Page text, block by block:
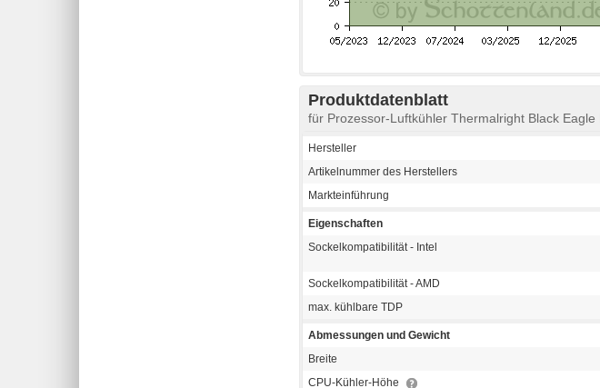
Produktdatenblatt
für Prozessor-Luftkühler Thermalright Black
Hersteller
Artikelnummer des Herstellers
Markteinführung
Eigenschaften
Sockelkompatibilität - Intel
Sockelkompatibilität - AMD
max. kühlbare TDP
Abmessungen und Gewicht
Breite
CPU-Kühler-Höhe